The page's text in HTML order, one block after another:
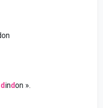
dindon ».